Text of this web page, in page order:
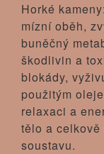
Horké
mízní oběh,
buněčný
škodlivin a
blokády,
použitým
relaxaci a
tělo a
soustavu.